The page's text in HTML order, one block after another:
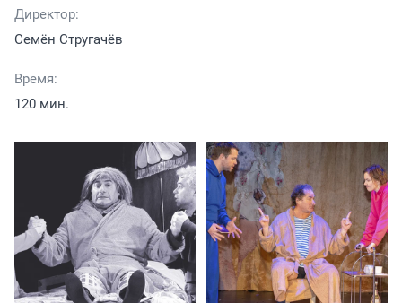
Директор:
Семён Стругачёв
Время:
120 мин.